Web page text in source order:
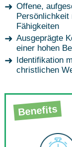
Offene,
Fähigkeiten
Ausgeprägte
einer hohen
Identifikation
christlichen
Benefits